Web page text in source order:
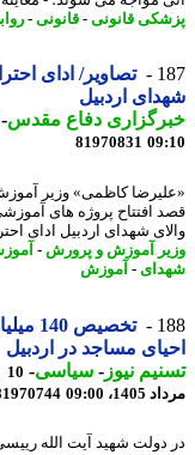
قانونی-قانونی-روابط
تصاویر/ ادای
اردبیل
دفاع مقدس-
81970831
کاظمی» وزیر آموزش و
افتتاح پروژه های آموزشی،
شهدای اردبیل ادای احترام
آموزش و پرورش-آموزش
- آموزش
تخصیص 140
مساجد در اردبیل
نیوز-سیاسی-
09:00
81970744